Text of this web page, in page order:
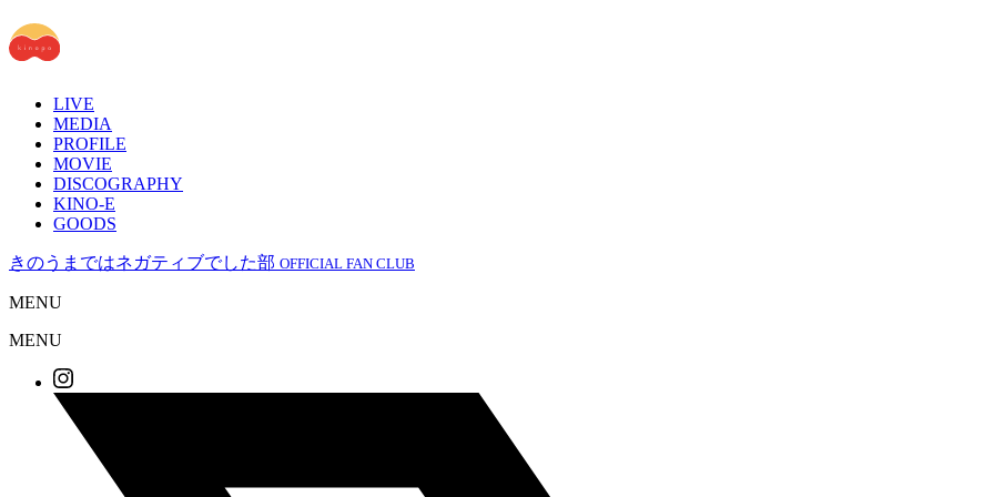
LIVE
MEDIA
PROFILE
MOVIE
DISCOGRAPHY
KINO-E
GOODS
きのうまではネガティブでした部 OFFICIAL FAN CLUB
MENU
MENU